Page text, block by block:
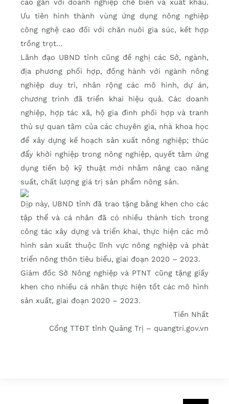
cao gắn với doanh nghiệp chế biến và xuất khẩu.
Ưu tiên hình thành vùng ứng dụng nông nghiệp
công nghệ cao đối với chăn nuôi gia súc, kết hợp
trồng trọt…
Lãnh đạo UBND tỉnh cũng đề nghị các Sở, ngành,
địa phương phối hợp, đồng hành với ngành nông
nghiệp duy trì, nhân rộng các mô hình, dự án,
chương trình đã triển khai hiệu quả. Các doanh
nghiệp, hợp tác xã, hộ gia đình phối hợp và tranh
thủ sự quan tâm của các chuyên gia, nhà khoa học
để xây dựng kế hoạch sản xuất nông nghiệp; thúc
đẩy khởi nghiệp trong nông nghiệp, quyết tâm ứng
dụng tiến bộ kỹ thuật mới nhằm nâng cao năng
suất, chất lượng giá trị sản phẩm nông sản.
Dịp này, UBND tỉnh đã trao tặng bằng khen cho các
tập thể và cá nhân đã có nhiều thành tích trong
công tác xây dựng và triển khai, thực hiện các mô
hình sản xuất thuộc lĩnh vực nông nghiệp và phát
triển nông thôn tiêu biểu, giai đoạn 2020 – 2023.
Giám đốc Sở Nông nghiệp và PTNT cũng tặng giấy
khen cho nhiều cá nhân thực hiện tốt các mô hình
sản xuất, giai đoạn 2020 – 2023.
Tiến Nhất
Cổng TTĐT tỉnh Quảng Trị – quangtri.gov.vn